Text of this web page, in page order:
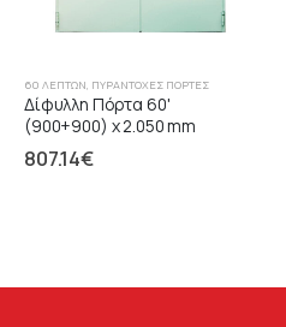
60 ΛΕΠΤΏΝ ΠΥΡΆΝΤΟΧΕΣ ΠΌΡΤΕΣ
Δίφυλλη Πόρτα 60'
(900+900) x 2.050 mm
807.14€